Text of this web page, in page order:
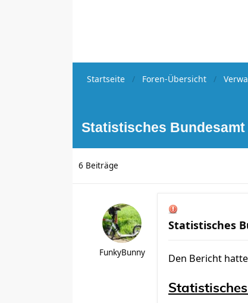
Startseite Foren-Übersicht
Statistisches Bundesamt
6 Beiträge
FunkyBunny
Statistisches
Den Bericht